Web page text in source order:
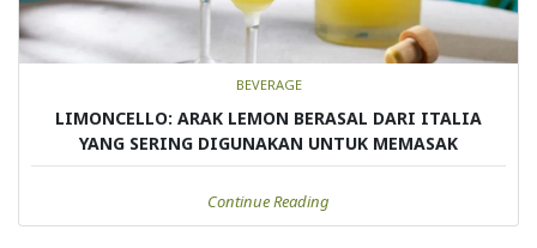
BEVERAGE
LIMONCELLO: ARAK LEMON BERASAL DARI ITALIA
YANG SERING DIGUNAKAN UNTUK MEMASAK
Continue Reading